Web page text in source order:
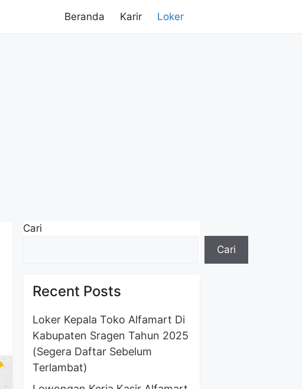
Beranda Karir Loker
Cari
Cari
Recent Posts
Loker Kepala Toko Alfamart Di
Kabupaten Sragen Tahun 2025
(Segera Daftar Sebelum
Terlambat)